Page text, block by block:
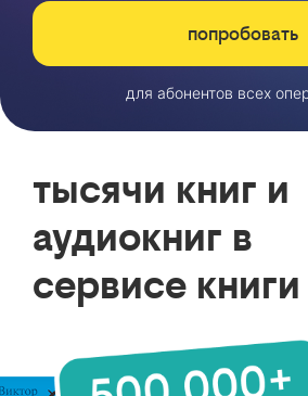
попробовать
для абонентов всех
тысячи книг и
аудиокниг в
сервисе